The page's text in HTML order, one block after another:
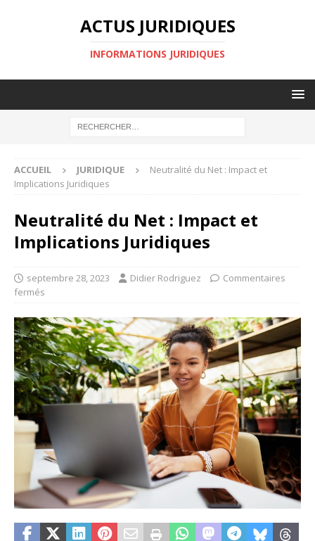
ACTUS JURIDIQUES
INFORMATIONS JURIDIQUES
ACCUEIL JURIDIQUE
Neutralité du Net : Impact et
Implications Juridiques
Neutralité du Net : Impact et
Implications Juridiques
septembre 28, 2023 Didier Rodriguez
Commentaires
fermés